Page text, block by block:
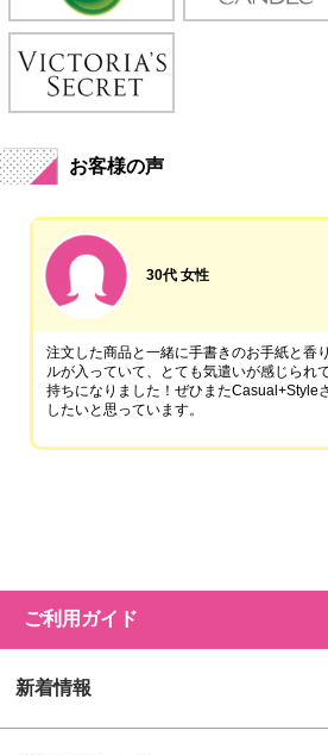
お客様の声
30代 女性
注文した商品と一緒に手書きのお手紙と香
ルが入っていて、とても気遣いが感じられ
持ちになりました！ぜひまたCasual+Style
したいと思っています。
ご利用ガイド
新着情報